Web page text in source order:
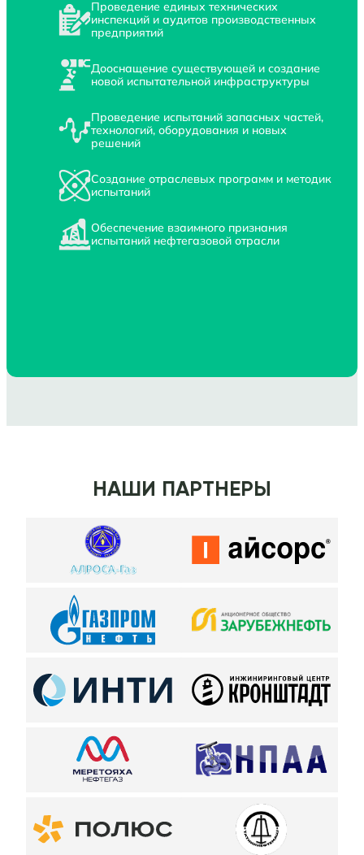
Проведение единых технических
инспекций и аудитов производственных
предприятий
Дооснащение существующей и создание
новой испытательной инфраструктуры
Проведение испытаний запасных частей,
технологий, оборудования и новых
решений
Создание отраслевых программ и методик
испытаний
Обеспечение взаимного признания
испытаний нефтегазовой отрасли
НАШИ ПАРТНЕРЫ